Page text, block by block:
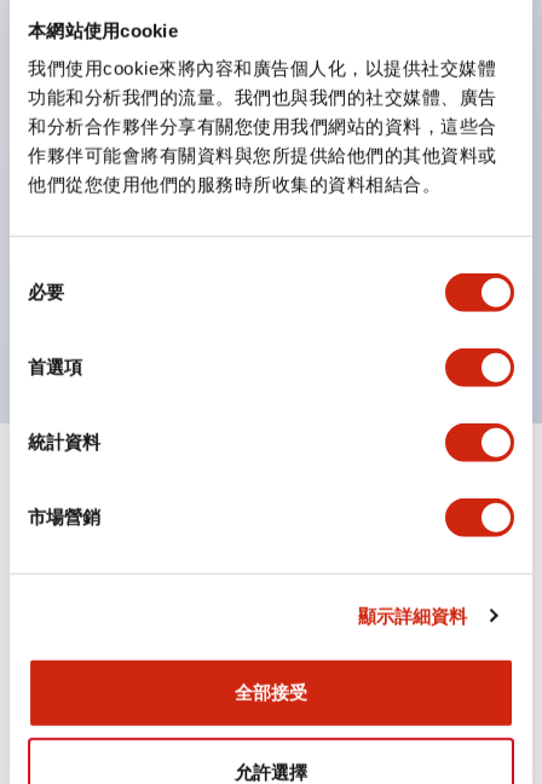
本網站使用cookie
我們使用cookie來將內容和廣告個人化，以提供社交媒體
功能和分析我們的流量。我們也與我們的社交媒體、廣告
和分析合作夥伴分享有關您使用我們網站的資料，這些合
作夥伴可能會將有關資料與您所提供給他們的其他資料或
他們從您使用他們的服務時所收集的資料相結合。
必要
首選項
統計資料
市場營銷
顯示詳細資料
全部接受
允許選擇
三種功能集結於一顆開關。
完整支援全球各地需求的多種電壓規格。
一顆 LED 燈泡即可呈現六種顏色（LSRD 燈泡）。以往
需分色管理的 LED 燈泡，如今可用單一顆燈泡呈現多種
顏色。
符合 ISO 3864-4 安全色規範：在危險或緊急狀況下，